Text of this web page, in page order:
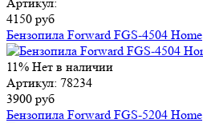
4150 руб
Бензопила Forward FGS-4504 Home
11% Нет в наличии
Артикул: 78234
3900 руб
Бензопила Forward FGS-5204 Home